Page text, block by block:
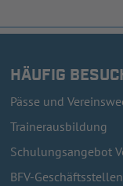
HÄUFIG
Pässe und
Trainerausbildung
Schulungsangebot
BFV-Geschäftsstellen